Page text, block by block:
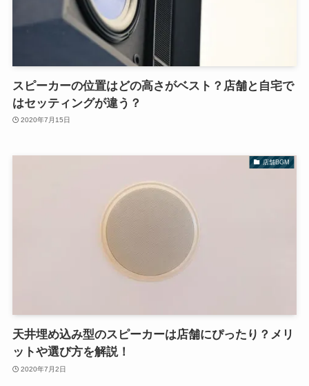
スピーカーの位置はどの高さがベスト？店舗と自宅で
はセッティングが違う？
2020年7月15日
店舗BGM
天井埋め込み型のスピーカーは店舗にぴったり？メリ
ットや選び方を解説！
2020年7月2日